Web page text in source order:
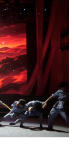
عربى
한국어